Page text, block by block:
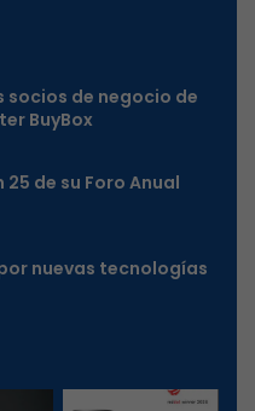
socios de negocio de
BuyBox
de su Foro Anual
nuevas tecnologías